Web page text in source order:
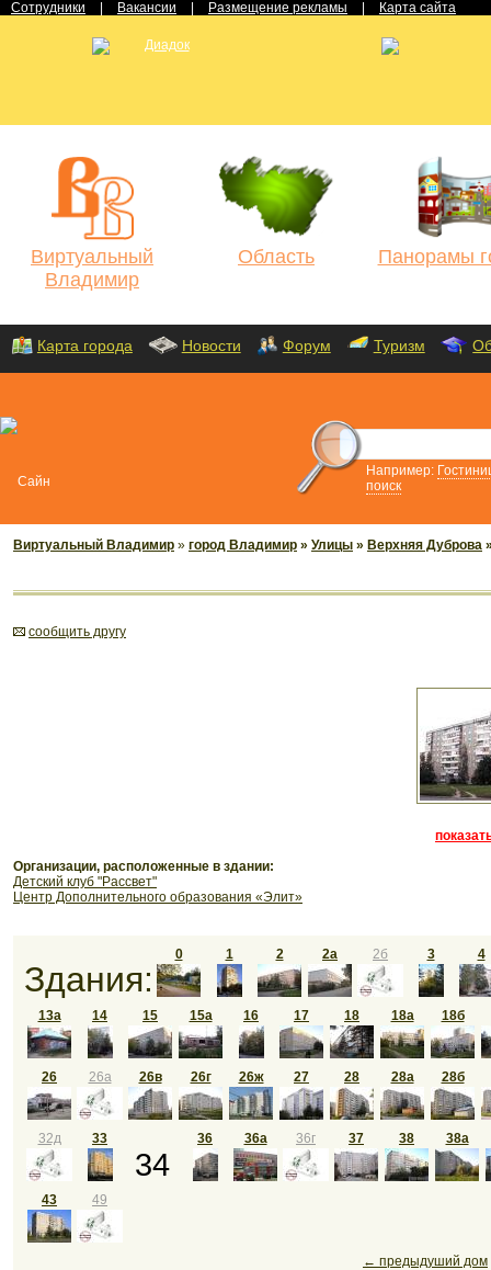
Сотрудники Вакансии Размещение рекламы Карта сайта
Виртуальный
Владимир
Область Панорамы
Карта города Новости Форум Туризм
Например:
поиск
Виртуальный Владимир » город Владимир » Улицы » Верхняя Дуброва
cообщить другу
Организации, расположенные в здании:
Детский клуб "Рассвет"
Центр Дополнительного образования «Элит»
Здания:
0 1 2 2а 2б 3 4
13a 14 15 15а 16 17 18 18а 18б
26 26а 26в 26г 26ж 27 28 28а 28б
32д 33
34
36 36а 36г 37 38 38а
43 49
← предыдуший дом